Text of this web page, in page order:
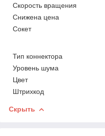
Скорость вращения
Снижена цена
Сокет
Тип коннектора
Уровень шума
Цвет
Штрихкод
Скрыть